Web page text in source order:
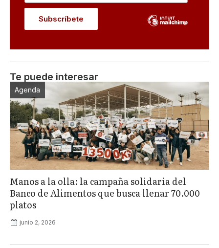
Te puede interesar
Agenda
Manos a la olla: la campaña solidaria del
Banco de Alimentos que busca llenar 70.000
platos
junio 2, 2026